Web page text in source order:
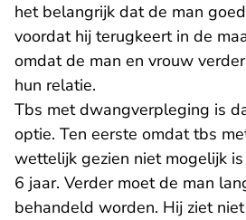
het belangrijk dat de man
voordat hij terugkeert in de
omdat de man en vrouw
hun relatie.
Tbs met dwangverpleging is
optie. Ten eerste omdat tbs
wettelijk gezien niet mogelijk
6 jaar. Verder moet de man
behandeld worden. Hij ziet